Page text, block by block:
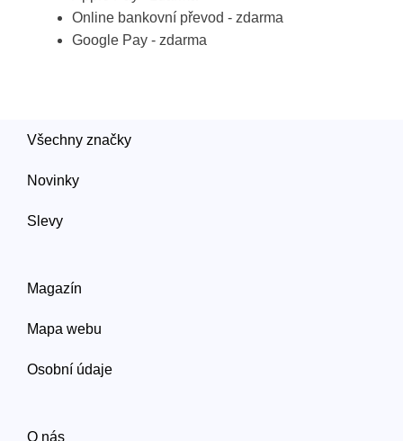
Online bankovní převod - zdarma
Google Pay - zdarma
Všechny značky
Novinky
Slevy
Magazín
Mapa webu
Osobní údaje
O nás